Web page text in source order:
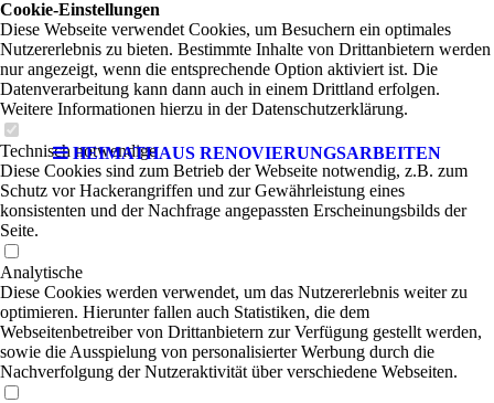
HEIMATHAUS RENOVIERUNGSARBEITEN
Cookie-Einstellungen
Diese Webseite verwendet Cookies, um Besuchern ein optimales
Nutzererlebnis zu bieten. Bestimmte Inhalte von Drittanbietern werden
nur angezeigt, wenn die entsprechende Option aktiviert ist. Die
Datenverarbeitung kann dann auch in einem Drittland erfolgen.
Weitere Informationen hierzu in der Datenschutzerklärung.
Technisch notwendige
Diese Cookies sind zum Betrieb der Webseite notwendig, z.B. zum
Schutz vor Hackerangriffen und zur Gewährleistung eines
konsistenten und der Nachfrage angepassten Erscheinungsbilds der
Seite.
Analytische
Diese Cookies werden verwendet, um das Nutzererlebnis weiter zu
optimieren. Hierunter fallen auch Statistiken, die dem
Webseitenbetreiber von Drittanbietern zur Verfügung gestellt werden,
sowie die Ausspielung von personalisierter Werbung durch die
Nachverfolgung der Nutzeraktivität über verschiedene Webseiten.